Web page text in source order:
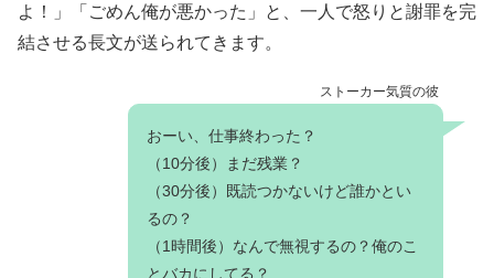
よ！」「ごめん俺が悪かった」と、一人で怒りと謝罪を完
結させる長文が送られてきます。
ストーカー気質の彼
おーい、仕事終わった？
（10分後）まだ残業？
（30分後）既読つかないけど誰かとい
るの？
（1時間後）なんで無視するの？俺のこ
とバカにしてる？